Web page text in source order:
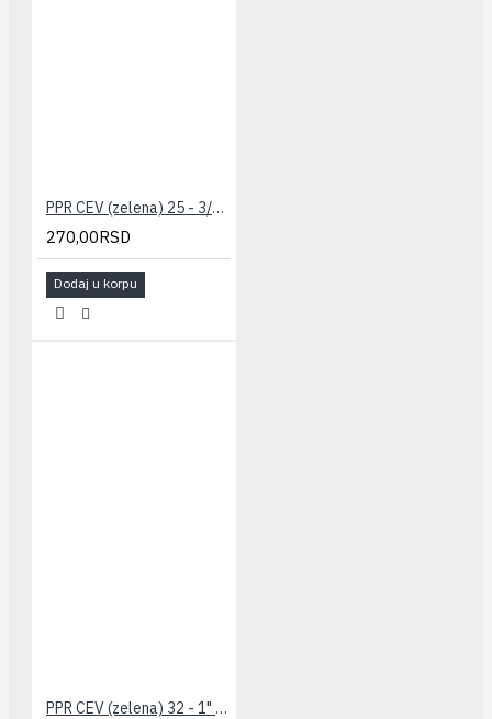
PPR CEV (zelena) 25 - 3/4" PESTAN
270,00RSD
Dodaj u korpu
PPR CEV (zelena) 32 - 1" PESTAN